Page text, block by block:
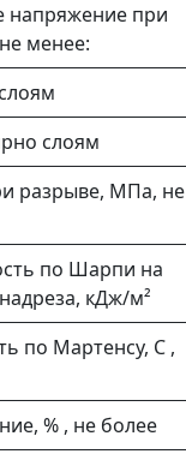
при
менее:
слоям
разрыве, МПа, не
по Шарпи на
кДж/м²
по Мартенсу, С ,
% , не более